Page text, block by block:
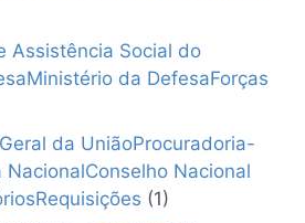
Assistência Social do
da DefesaForças
da UniãoProcuradoria-
NacionalConselho Nacional
(1)